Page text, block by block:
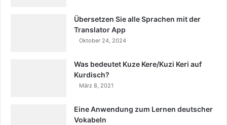
Übersetzen Sie alle Sprachen mit der
Translator App
Oktober 24, 2024
Was bedeutet Kuze Kere/Kuzi Keri auf
Kurdisch?
März 8, 2021
Eine Anwendung zum Lernen deutscher
Vokabeln